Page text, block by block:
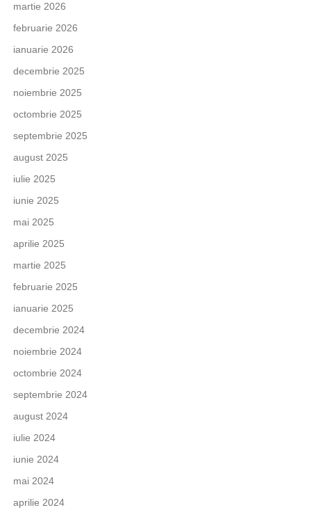
martie 2026
februarie 2026
ianuarie 2026
decembrie 2025
noiembrie 2025
octombrie 2025
septembrie 2025
august 2025
iulie 2025
iunie 2025
mai 2025
aprilie 2025
martie 2025
februarie 2025
ianuarie 2025
decembrie 2024
noiembrie 2024
octombrie 2024
septembrie 2024
august 2024
iulie 2024
iunie 2024
mai 2024
aprilie 2024